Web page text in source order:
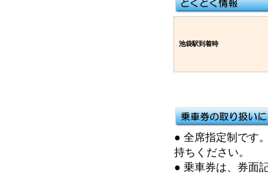
池袋駅到着時
● 全席指定制です
持ちください。
● 乗車券は、券面